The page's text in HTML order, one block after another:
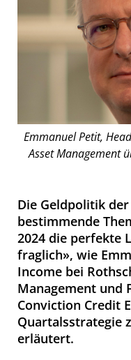
Emmanuel Petit,
Asset Management
Die Geldpolitik
bestimmende
2024 die perfekte
fraglich», wie
Income bei
Management und
Conviction Credit
Quartalsstrategie
erläutert.